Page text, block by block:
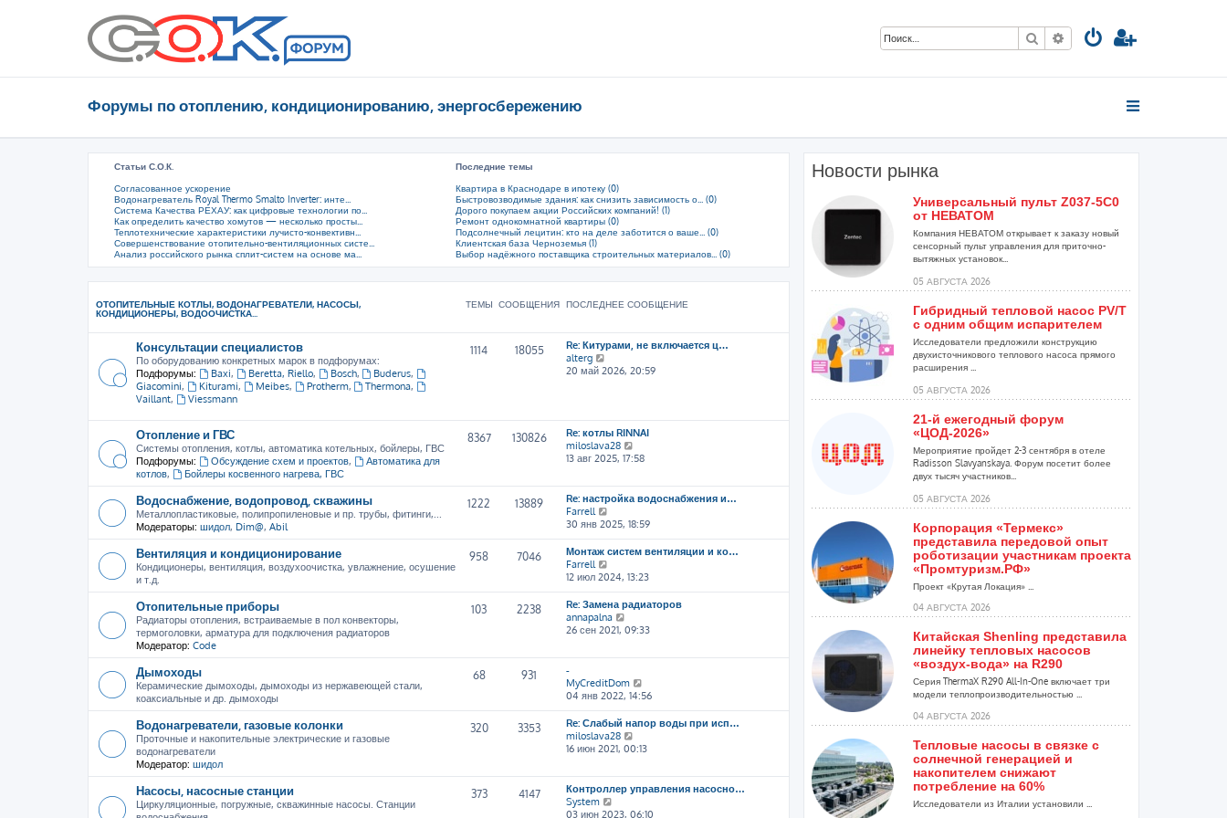
Поиск Расширенный поиск
Форумы по отоплению, кондиционированию, энергосбережению
Статьи С.О.К.
Согласованное ускорение
Водонагреватель Royal Thermo Smalto Inverter: инте...
Система Качества РЕХАУ: как цифровые технологии по...
Как определить качество хомутов — несколько просты...
Теплотехнические характеристики лучисто-конвективн...
Совершенствование отопительно-вентиляционных систе...
Анализ российского рынка сплит-систем на основе ма...
Последние темы
Квартира в Краснодаре в ипотеку (0)
Быстровозводимые здания: как снизить зависимость о... (0)
Дорого покупаем акции Российских компаний! (1)
Ремонт однокомнатной квартиры (0)
Подсолнечный лецитин: кто на деле заботится о ваше... (0)
Клиентская база Черноземья (1)
Выбор надёжного поставщика строительных материалов... (0)
ОТОПИТЕЛЬНЫЕ КОТЛЫ, ВОДОНАГРЕВАТЕЛИ, НАСОСЫ,
КОНДИЦИОНЕРЫ, ВОДООЧИСТКА...
ТЕМЫ СООБЩЕНИЯ ПОСЛЕДНЕЕ СООБЩЕНИЕ
Консультации специалистов
По оборудованию конкретных марок в подфорумах:
Подфорумы:
Baxi, Beretta, Riello, Bosch, Buderus,
Giacomini, Kiturami, Meibes, Protherm, Thermona,
Vaillant, Viessmann
1114 18055
Re: Китурами, не включается ц…
alterg
е
т
и
к
п
с
л
е
д
н
е
м
у
о
о
б
и
ю
20 май 2026, 20:59
Отопление и ГВС
Системы отопления, котлы, автоматика котельных, бойлеры, ГВС
Подфорумы:
Обсуждение схем и проектов,
Автоматика для
котлов, Бойлеры косвенного нагрева, ГВС
8367 130826
Re: котлы RINNAI
miloslava28
е
е
й
и
п
с
д
н
е
у
о
о
б
щ
н
ю
13 авг 2025, 17:58
Водоснабжение, водопровод, скважины
Металлопластиковые, полипропиленовые и пр. трубы, фитинги,...
Модераторы: шидол, Dim@, Abil
1222 13889
Re: настройка водоснабжения и…
Farrell
е
р
е
т
к
п
о
д
н
е
м
у
с
о
б
щ
е
30 янв 2025, 18:59
Вентиляция и кондиционирование
Кондиционеры, вентиляция, воздухоочистка, увлажнение, осушение
и т.д.
958 7046
Монтаж систем вентиляции и ко…
Farrell
е
р
е
й
т
о
с
д
н
е
у
с
о
12 июл 2024, 13:23
Отопительные приборы
Радиаторы отопления, встраиваемые в пол конвекторы,
термоголовки, арматура для подключения радиаторов
Модератор: Code
103 2238
Re: Замена радиаторов
annapalna
е
е
т
и
п
о
с
н
е
26 сен 2021, 09:33
Дымоходы
Керамические дымоходы, дымоходы из нержавеющей стали,
коаксиальные и др. дымоходы
68 931
-
MyCreditDom
е
р
е
т
п
о
с
04 янв 2022, 14:56
Водонагреватели, газовые колонки
Проточные и накопительные электрические и газовые
водонагреватели
Модератор: шидол
320 3353
Re: Слабый напор воды при исп…
miloslava28
е
е
й
и
16 июн 2021, 00:13
Насосы, насосные станции
Циркуляционные, погружные, скважинные насосы. Станции
373 4147
Контроллер управления насосно…
System
е
03 июн 2023, 06:10
Новости рынка
Универсальный пульт Z037-5C0
от НЕВАТОМ
Компания НЕВАТОМ открывает к заказу новый
сенсорный пульт управления для приточно-
вытяжных установок...
05 АВГУСТА 2026
Гибридный тепловой насос PV/T
с одним общим испарителем
Исследователи предложили конструкцию
двухисточникового теплового насоса прямого
расширения ...
05 АВГУСТА 2026
21-й ежегодный форум
«ЦОД-2026»
Мероприятие пройдет 2-3 сентября в отеле
Radisson Slavyanskaya. Форум посетит более
двух тысяч участников...
05 АВГУСТА 2026
Корпорация «Термекс»
представила передовой опыт
роботизации участникам проекта
«Промтуризм.РФ»
Проект «Крутая Локация» ...
04 АВГУСТА 2026
Китайская Shenling представила
линейку тепловых насосов
«воздух-вода» на R290
Серия ThermaX R290 All-In-One включает три
модели теплопроизводительностью ...
04 АВГУСТА 2026
Тепловые насосы в связке с
солнечной генерацией и
накопителем снижают
потребление на 60%
Исследователи из Италии установили ...